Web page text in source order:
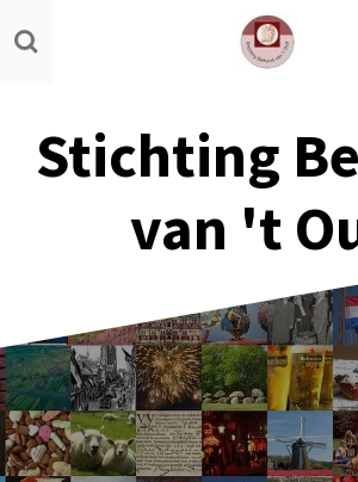
Ga
direct
hoofdinhoud
Stichting
van 't